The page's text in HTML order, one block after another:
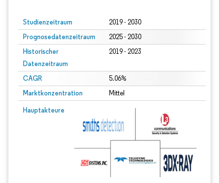
Studienzeitraum 2019 - 2030
Prognosedatenzeitraum 2025 - 2030
Historischer
Datenzeitraum
2019 - 2023
CAGR 5.06%
Marktkonzentration Mittel
Hauptakteure